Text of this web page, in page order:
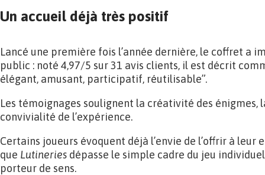
Un accueil déjà très positif
Lancé une première fois l’année dernière, le coffret a
public : noté 4,97/5 sur 31 avis clients, il est décrit
élégant, amusant, participatif, réutilisable”.
Les témoignages soulignent la créativité des énigmes,
convivialité de l’expérience.
Certains joueurs évoquent déjà l’envie de l’offrir à leur
que Lutineries dépasse le simple cadre du jeu
porteur de sens.